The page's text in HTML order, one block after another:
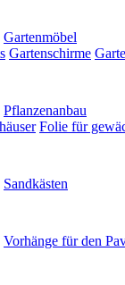
Gartenmöbel
Gartenschirme
Pflanzenanbau
Folie für
Sandkästen
Vorhänge für den